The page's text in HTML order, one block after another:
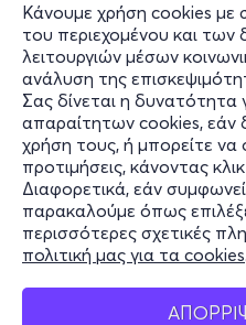
Κάνουμε χρήση cookies με
του περιεχομένου και των
λειτουργιών μέσων
ανάλυση της
Σας δίνεται η
απαραίτητων cookies, εάν
χρήση τους, ή μπορείτε να
προτιμήσεις, κάνοντας
Διαφορετικά, εάν
παρακαλούμε όπως
περισσότερες σχετικές
πολιτική μας για τα cookies.
Πληροφορίες
Υποστήριξη
Stay Connected
Mobile app